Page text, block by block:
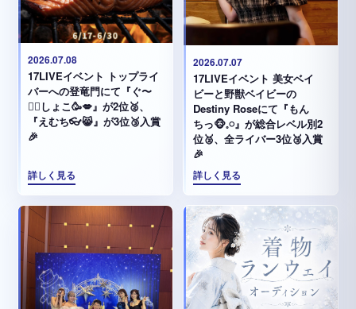
2026.07.08
17LIVEイベント トップライ
バーへの登竜門にて『ぐ〜
✊🏻‪しょこ🥳💋』が2位🥈、
『えむち👓😸』が3位🥉入賞
🎉
詳しく見る
2026.07.07
17LIVEイベント 美女ベイ
ビーと野獣ベイビーの
Destiny Roseにて『もん
ちっ🐵𓈒𓏸︎︎︎︎』が総合レベル別2
位🥈、全ライバー3位🥉入賞
🎉
詳しく見る